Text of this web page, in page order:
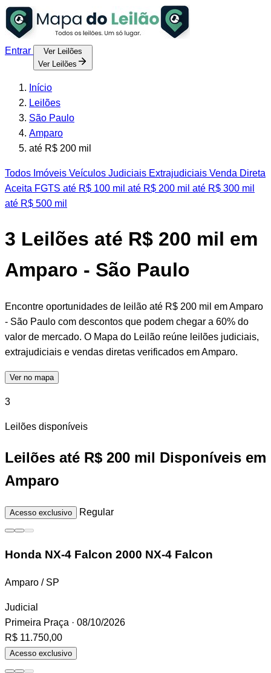
Entrar
Ver Leilões
Ver Leilões
Início
Leilões
São Paulo
Amparo
até R$ 200 mil
Todos Imóveis Veículos Judiciais Extrajudiciais Venda Direta
Aceita FGTS até R$ 100 mil até R$ 200 mil até R$ 300 mil
até R$ 500 mil
3 Leilões até R$ 200 mil em
Amparo - São Paulo
Encontre oportunidades de leilão até R$ 200 mil em Amparo
- São Paulo com descontos que podem chegar a 60% do
valor de mercado. O Mapa do Leilão reúne leilões judiciais,
extrajudiciais e vendas diretas verificados em Amparo.
Ver no mapa
3
Leilões disponíveis
Leilões até R$ 200 mil Disponíveis em
Amparo
Acesso exclusivo Regular
Honda NX-4 Falcon 2000 NX-4 Falcon
Amparo / SP
Judicial
Primeira Praça · 08/10/2026
R$ 11.750,00
Acesso exclusivo